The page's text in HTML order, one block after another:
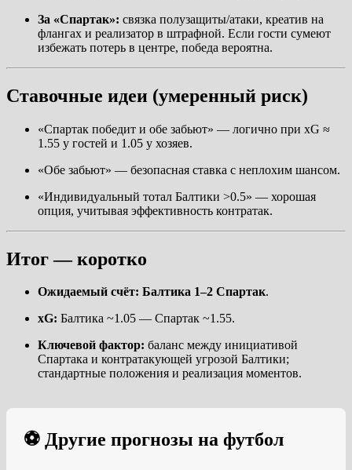
За «Спартак»: связка полузащиты/атаки, креатив на
флангах и реализатор в штрафной. Если гости сумеют
избежать потерь в центре, победа вероятна.
Ставочные идеи (умеренный риск)
«Спартак победит и обе забьют» — логично при xG ≈
1.55 у гостей и 1.05 у хозяев.
«Обе забьют» — безопасная ставка с неплохим шансом.
«Индивидуальный тотал Балтики >0.5» — хорошая
опция, учитывая эффективность контратак.
Итог — коротко
Ожидаемый счёт: Балтика 1–2 Спартак.
xG: Балтика ~1.05 — Спартак ~1.55.
Ключевой фактор: баланс между инициативой
Спартака и контратакующей угрозой Балтики;
стандартные положения и реализация моментов.
⚽ Другие прогнозы на футбол